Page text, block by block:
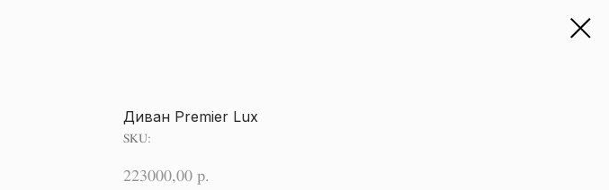
Диван Premier Lux
SKU:
223000,00 р.